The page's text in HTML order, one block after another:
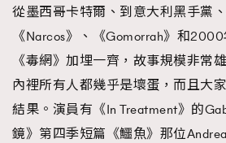
從墨西哥卡特爾、到意大利黑手黨
《Narcos》、《Gomorrah》和
《毒網》加埋一齊，故事規模非常
內裡所有人都幾乎是壞蛋，而且大
結果。演員有《In Treatment》的
鏡》第四季短篇《鱷魚》那位Andrea